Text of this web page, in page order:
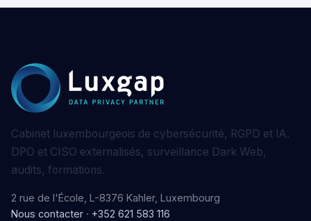
Cabinet luxembourgeois de cybersécurité, RGPD et IA.
DPO et CISO externalisés, surveillance Dark Web,
audits, formations.
2 rue de l'École, L-8376 Kahler, Luxembourg
Nous contacter · +352 621 583 116